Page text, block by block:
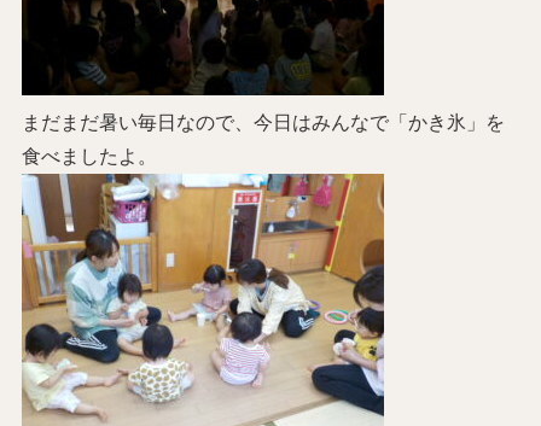
まだまだ暑い毎日なので、今日はみんなで「かき氷」を
食べましたよ。